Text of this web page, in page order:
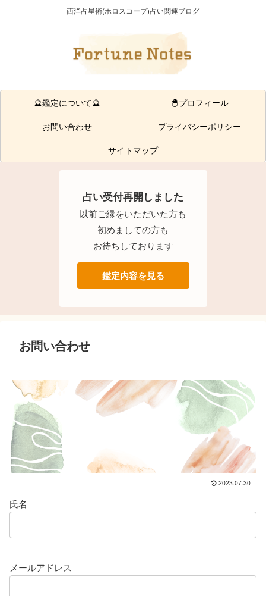
西洋占星術(ホロスコープ)占い関連ブログ
🔮鑑定について🔮
🐣プロフィール
お問い合わせ
プライバシーポリシー
サイトマップ
占い受付再開しました
以前ご縁をいただいた方も
初めましての方も
お待ちしております
鑑定内容を見る
お問い合わせ
2023.07.30
氏名
メールアドレス